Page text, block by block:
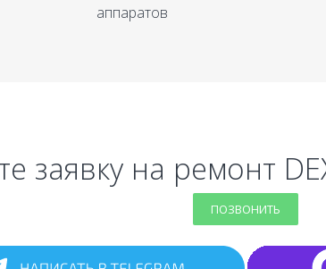
аппаратов
заявку на ремонт
ПОЗВОНИТЬ